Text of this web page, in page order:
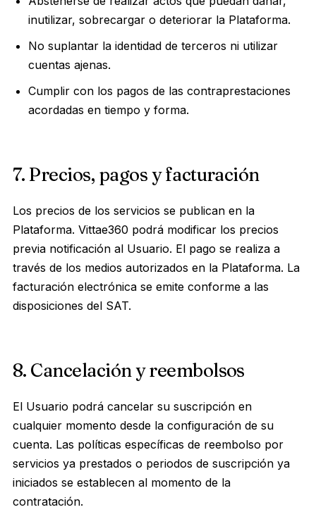
inutilizar, sobrecargar o deteriorar la Plataforma.
No suplantar la identidad de terceros ni utilizar
cuentas ajenas.
Cumplir con los pagos de las contraprestaciones
acordadas en tiempo y forma.
7. Precios, pagos y facturación
Los precios de los servicios se publican en la
Plataforma. Vittae360 podrá modificar los precios
previa notificación al Usuario. El pago se realiza a
través de los medios autorizados en la Plataforma. La
facturación electrónica se emite conforme a las
disposiciones del SAT.
8. Cancelación y reembolsos
El Usuario podrá cancelar su suscripción en
cualquier momento desde la configuración de su
cuenta. Las políticas específicas de reembolso por
servicios ya prestados o periodos de suscripción ya
iniciados se establecen al momento de la
contratación.